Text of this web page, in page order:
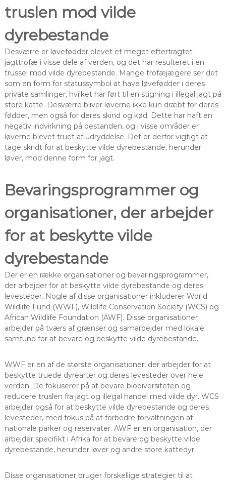
truslen mod vilde
dyrebestande
Desværre er løvefødder blevet et meget eftertragtet
jagttrofæ i visse dele af verden, og det har resulteret i en
trussel mod vilde dyrebestande. Mange trofæjægere ser det
som en form for statussymbol at have løvefødder i deres
private samlinger, hvilket har ført til en stigning i illegal jagt på
store katte. Desværre bliver løverne ikke kun dræbt for deres
fødder, men også for deres skind og kød. Dette har haft en
negativ indvirkning på bestanden, og i visse områder er
løverne blevet truet af udryddelse. Det er derfor vigtigt at
tage skridt for at beskytte vilde dyrebestande, herunder
løver, mod denne form for jagt.
Bevaringsprogrammer og
organisationer, der arbejder
for at beskytte vilde
dyrebestande
Der er en række organisationer og bevaringsprogrammer,
der arbejder for at beskytte vilde dyrebestande og deres
levesteder. Nogle af disse organisationer inkluderer World
Wildlife Fund (WWF), Wildlife Conservation Society (WCS) og
African Wildlife Foundation (AWF). Disse organisationer
arbejder på tværs af grænser og samarbejder med lokale
samfund for at bevare og beskytte vilde dyrebestande.
WWF er en af de største organisationer, der arbejder for at
beskytte truede dyrearter og deres levesteder over hele
verden. De fokuserer på at bevare biodiversiteten og
reducere truslen fra jagt og illegal handel med vilde dyr. WCS
arbejder også for at beskytte vilde dyrebestande og deres
levesteder, med fokus på at forbedre forvaltningen af ​​
nationale parker og reservater. AWF er en organisation, der
arbejder specifikt i Afrika for at bevare og beskytte vilde
dyrebestande, herunder løver og andre store kattedyr.
Disse organisationer bruger forskellige strategier til at